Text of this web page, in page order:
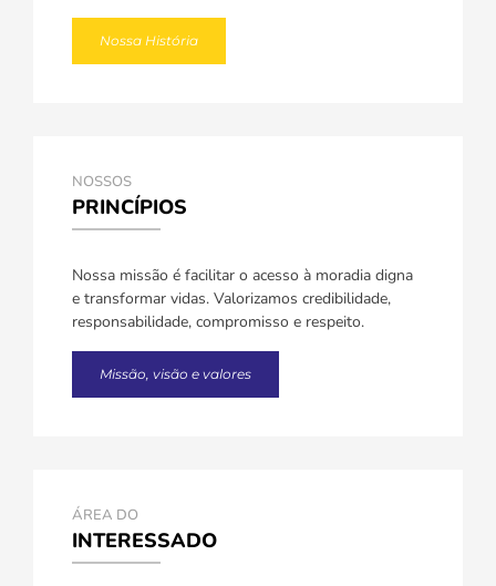
Nossa História
NOSSOS
PRINCÍPIOS
Nossa missão é facilitar o acesso à moradia digna
e transformar vidas. Valorizamos credibilidade,
responsabilidade, compromisso e respeito.
Missão, visão e valores
ÁREA DO
INTERESSADO